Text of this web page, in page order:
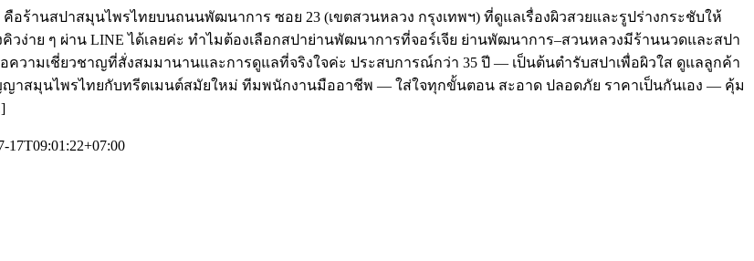
อร้านสปาสมุนไพรไทยบนถนนพัฒนาการ ซอย 23 (เขตสวนหลวง กรุงเทพฯ) ที่ดูแลเรื่องผิวสวยและรูปร่างกระชับให้
คิวง่าย ๆ ผ่าน LINE ได้เลยค่ะ ทำไมต้องเลือกสปาย่านพัฒนาการที่จอร์เจีย ย่านพัฒนาการ–สวนหลวงมีร้านนวดและสปา
วามเชี่ยวชาญที่สั่งสมมานานและการดูแลที่จริงใจค่ะ ประสบการณ์กว่า 35 ปี — เป็นต้นตำรับสปาเพื่อผิวใส ดูแลลูกค้า
าสมุนไพรไทยกับทรีตเมนต์สมัยใหม่ ทีมพนักงานมืออาชีพ — ใส่ใจทุกขั้นตอน สะอาด ปลอดภัย ราคาเป็นกันเอง — คุ้ม
17T09:01:22+07:00